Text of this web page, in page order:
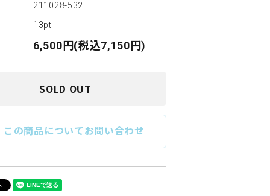
211028-532
13pt
6,500円(税込7,150円)
SOLD OUT
この商品についてお問い合わせ